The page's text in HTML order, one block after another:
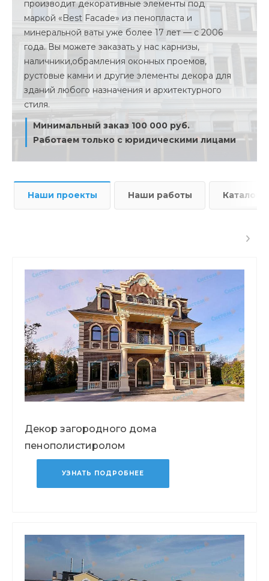
производит декоративные элементы под
маркой «Best Facade» из пенопласта и
минеральной ваты уже более 17 лет — с 2006
года. Вы можете заказать у нас карнизы,
наличники,обрамления оконных проемов,
рустовые камни и другие элементы декора для
зданий любого назначения и архитектурного
стиля.
Минимальный заказ 100 000 руб.
Работаем только с юридическими лицами
Наши проекты Наши работы Каталог
Декор загородного дома
пенополистиролом
УЗНАТЬ ПОДРОБНЕЕ